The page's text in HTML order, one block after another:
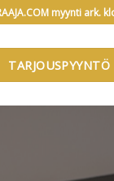
myynti ark.
TARJOUSPYYNTÖ